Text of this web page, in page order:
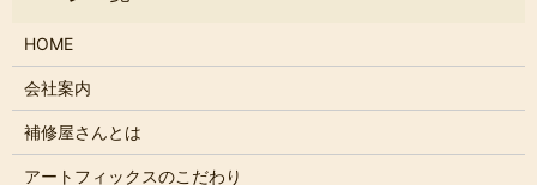
HOME
会社案内
補修屋さんとは
アートフィックスのこだわり